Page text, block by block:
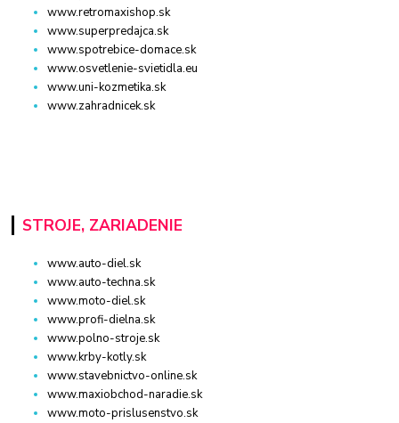
www.retromaxishop.sk
www.superpredajca.sk
www.spotrebice-domace.sk
www.osvetlenie-svietidla.eu
www.uni-kozmetika.sk
www.zahradnicek.sk
STROJE, ZARIADENIE
www.auto-diel.sk
www.auto-techna.sk
www.moto-diel.sk
www.profi-dielna.sk
www.polno-stroje.sk
www.krby-kotly.sk
www.stavebnictvo-online.sk
www.maxiobchod-naradie.sk
www.moto-prislusenstvo.sk